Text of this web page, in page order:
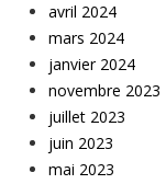
avril 2024
mars 2024
janvier 2024
novembre 2023
juillet 2023
juin 2023
mai 2023